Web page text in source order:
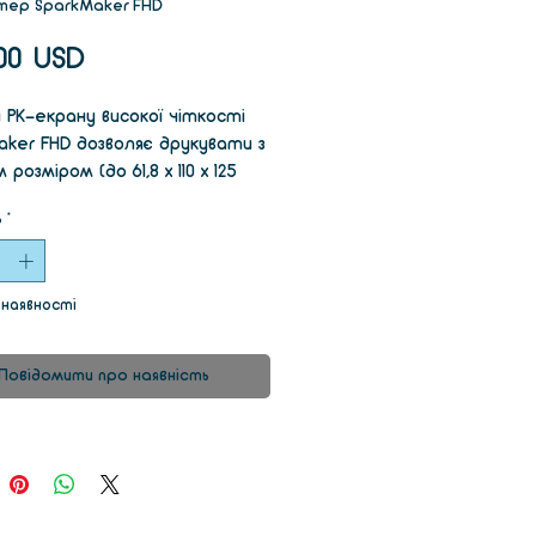
SparkMaker FHD
USDЦіна
РК-екрану високої чіткості
FHD дозволяє друкувати з
розміром (до 61,8 x 110 x 125
по осі XY 57 мкм), з більш
швидкістю (до 25 мм / год).
*
Повідомити про наявність